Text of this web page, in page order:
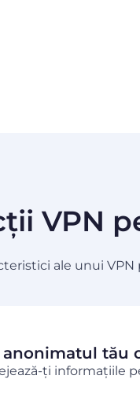
VPN
ale unui
tău
ți informațiile